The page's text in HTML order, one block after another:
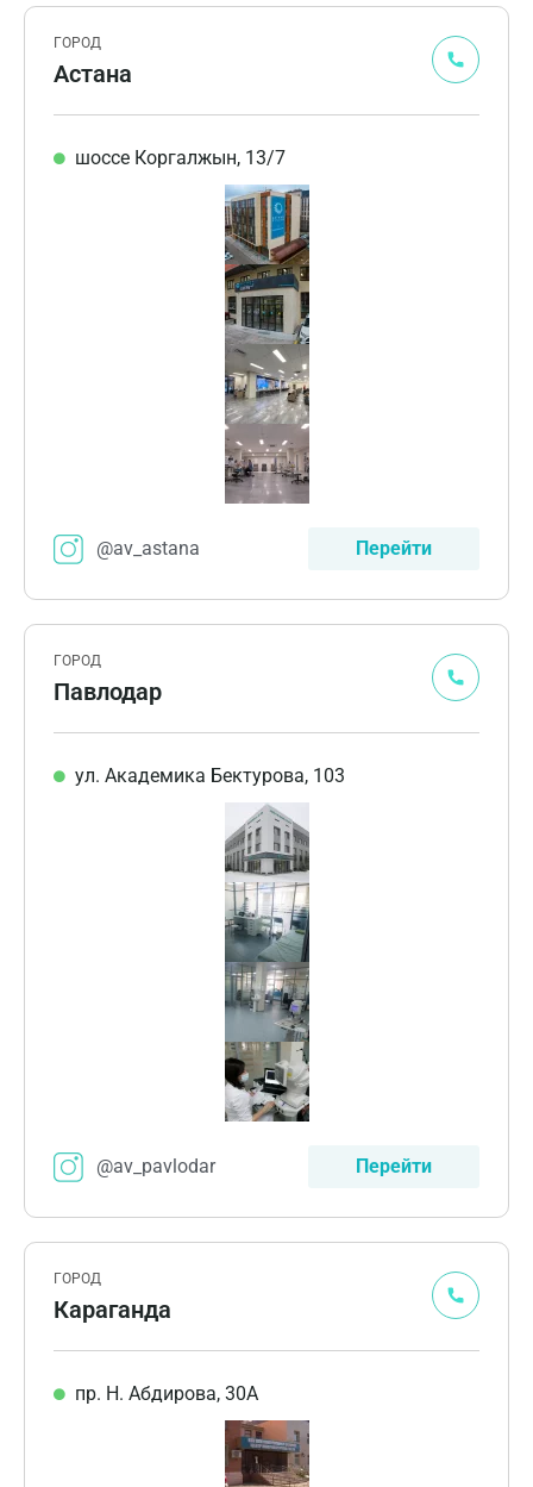
ГОРОД
Астана
шоссе Коргалжын, 13/7
@av_astana Перейти
ГОРОД
Павлодар
ул. Академика Бектурова, 103
@av_pavlodar Перейти
ГОРОД
Караганда
пр. Н. Абдирова, 30А